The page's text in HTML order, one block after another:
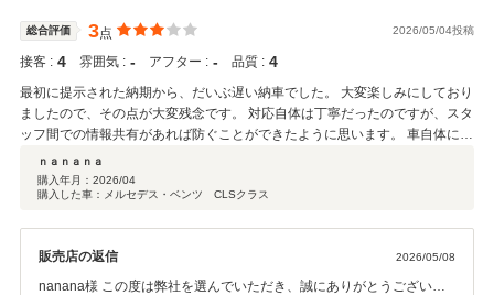
総合評価 3点 2026/05/04投稿
接客 : 4 雰囲気 : ‐ アフター : ‐ 品質 : 4
最初に提示された納期から、だいぶ遅い納車でした。 大変楽しみにしており
ましたので、その点が大変残念です。 対応自体は丁寧だったのですが、スタ
ッフ間での情報共有があれば防ぐことができたように思います。 車自体には
満足していますので、総合評価は３とされていただきます。
ｎａｎａｎａ
購入年月： 2026/04
購入した車：メルセデス・ベンツ CLSクラス
販売店の返信 2026/05/08
nanana様 この度は弊社を選んでいただき、誠にありがとうございま